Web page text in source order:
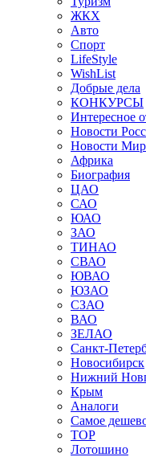
ЖКХ
Авто
Спорт
LifeStyle
WishList
Добрые дела
КОНКУРСЫ
Интересное
Новости
Новости
Африка
Биография
ЦАО
САО
ЮАО
ЗАО
ТИНАО
СВАО
ЮВАО
ЮЗАО
СЗАО
ВАО
ЗЕЛАО
Санкт-
Новосибирск
Нижний
Крым
Аналоги
Самое
TOP
Лотошино